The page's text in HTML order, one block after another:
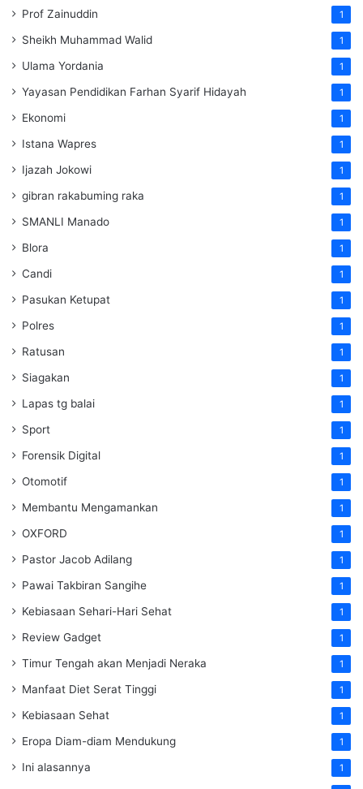
Prof Zainuddin 1
Sheikh Muhammad Walid 1
Ulama Yordania 1
Yayasan Pendidikan Farhan Syarif Hidayah 1
Ekonomi 1
Istana Wapres 1
Ijazah Jokowi 1
gibran rakabuming raka 1
SMANLI Manado 1
Blora 1
Candi 1
Pasukan Ketupat 1
Polres 1
Ratusan 1
Siagakan 1
Lapas tg balai 1
Sport 1
Forensik Digital 1
Otomotif 1
Membantu Mengamankan 1
OXFORD 1
Pastor Jacob Adilang 1
Pawai Takbiran Sangihe 1
Kebiasaan Sehari-Hari Sehat 1
Review Gadget 1
Timur Tengah akan Menjadi Neraka 1
Manfaat Diet Serat Tinggi 1
Kebiasaan Sehat 1
Eropa Diam-diam Mendukung 1
Ini alasannya 1